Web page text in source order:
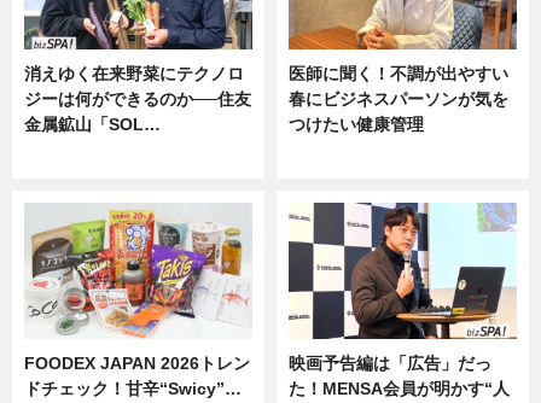
消えゆく在来野菜にテクノロ
ジーは何ができるのか──住友
金属鉱山「SOL…
医師に聞く！不調が出やすい
春にビジネスパーソンが気を
つけたい健康管理
FOODEX JAPAN 2026トレン
ドチェック！甘辛“Swicy”…
映画予告編は「広告」だっ
た！MENSA会員が明かす“人